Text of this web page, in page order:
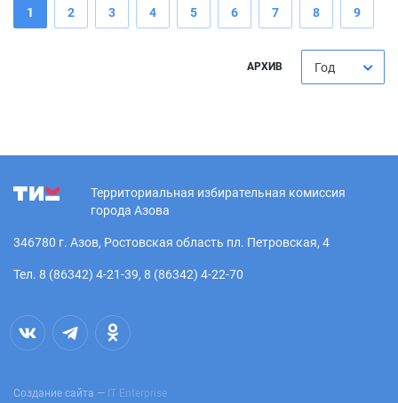
1 2 3 4 5 6 7 8 9
АРХИВ Год
Территориальная избирательная комиссия
города Азова
346780 г. Азов, Ростовская область пл. Петровская, 4
Тел. 8 (86342) 4-21-39, 8 (86342) 4-22-70
Создание сайта — IT Enterprise